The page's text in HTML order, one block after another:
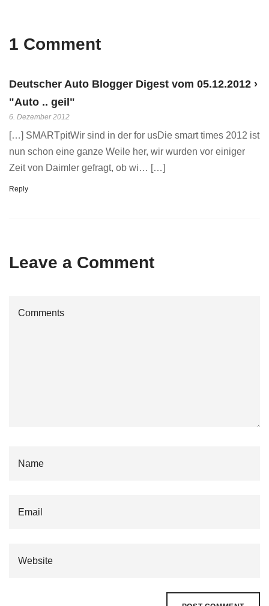
1 Comment
Deutscher Auto Blogger Digest vom 05.12.2012 ›
"Auto .. geil"
6. Dezember 2012
[…] SMARTpitWir sind in der for usDie smart times 2012 ist
nun schon eine ganze Weile her, wir wurden vor einiger
Zeit von Daimler gefragt, ob wi… […]
Reply
Leave a Comment